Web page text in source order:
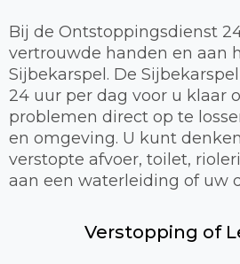
Bij de Ontstoppingsdienst
vertrouwde handen en aan
Sijbekarspel. De
24 uur per dag voor u klaar
problemen direct op te
en omgeving. U kunt
verstopte afvoer, toilet,
aan een waterleiding of uw
Verstopping of